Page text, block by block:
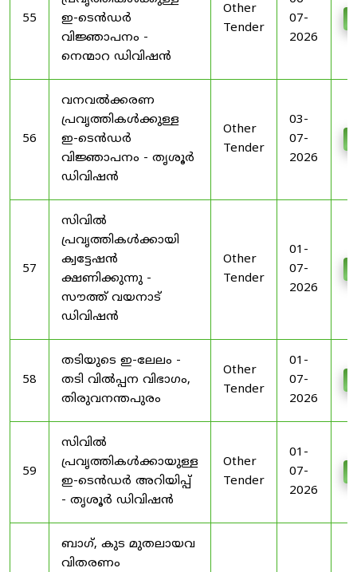
55
ഇ-ടെൻഡർ
വിജ്ഞാപനം -
നെന്മാറ ഡിവിഷൻ
Other
Tender
07-
2026
56
വനവൽക്കരണ
പ്രവൃത്തികൾക്കുള്ള
ഇ-ടെൻഡർ
വിജ്ഞാപനം - തൃശൂർ
ഡിവിഷൻ
Other
Tender
03-
07-
2026
57
സിവിൽ
പ്രവൃത്തികൾക്കായി
ക്വട്ടേഷൻ
ക്ഷണിക്കുന്നു -
സൗത്ത് വയനാട്
ഡിവിഷൻ
Other
Tender
01-
07-
2026
58
തടിയുടെ ഇ-ലേലം -
തടി വിൽപ്പന വിഭാഗം,
തിരുവനന്തപുരം
Other
Tender
01-
07-
2026
59
സിവിൽ
പ്രവൃത്തികൾക്കായുള്ള
ഇ-ടെൻഡർ അറിയിപ്പ്
- തൃശൂർ ഡിവിഷൻ
Other
Tender
01-
07-
2026
ബാഗ്, കുട മുതലായവ
വിതരണം